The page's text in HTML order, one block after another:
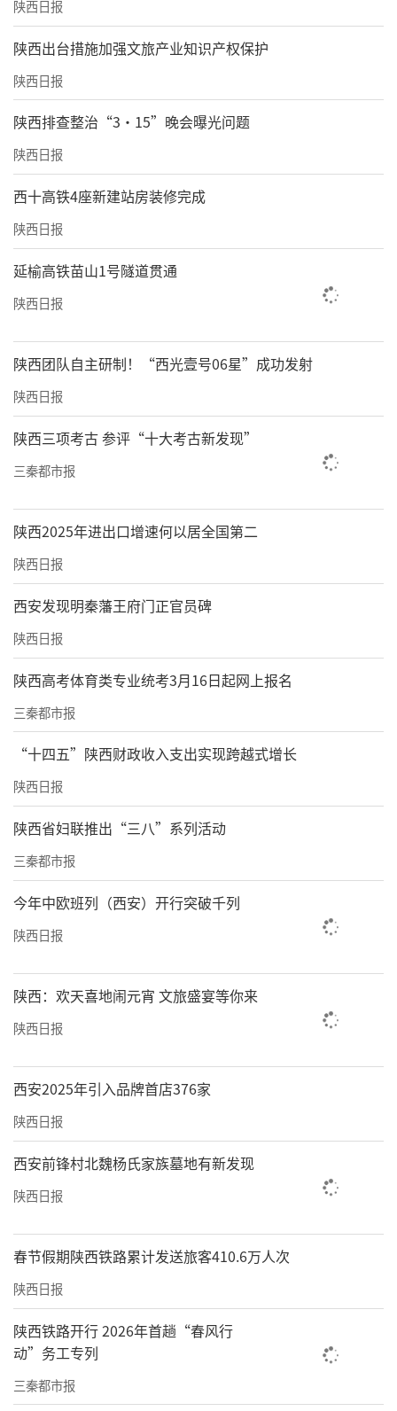
陕西日报
​陕西出台措施加强文旅产业知识产权保护
陕西日报
陕西排查整治“3·15”晚会曝光问题
陕西日报
西十高铁4座新建站房装修完成
陕西日报
延榆高铁苗山1号隧道贯通
陕西日报
陕西团队自主研制！“西光壹号06星”成功发射
陕西日报
陕西三项考古 参评“十大考古新发现”
三秦都市报
陕西2025年进出口增速何以居全国第二
陕西日报
西安发现明秦藩王府门正官员碑
陕西日报
陕西高考体育类专业统考3月16日起网上报名
三秦都市报
“十四五”陕西财政收入支出实现跨越式增长
陕西日报
陕西省妇联推出“三八”系列活动
三秦都市报
今年中欧班列（西安）开行突破千列
陕西日报
陕西：欢天喜地闹元宵 文旅盛宴等你来
陕西日报
西安2025年引入品牌首店376家
陕西日报
西安前锋村北魏杨氏家族墓地有新发现
陕西日报
春节假期陕西铁路累计发送旅客410.6万人次
陕西日报
陕西铁路开行 2026年首趟“春风行
动”务工专列
三秦都市报